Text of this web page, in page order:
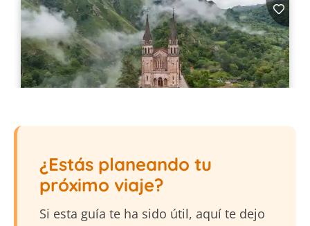
¿Estás planeando tu
próximo viaje?
Si esta guía te ha sido útil, aquí te dejo